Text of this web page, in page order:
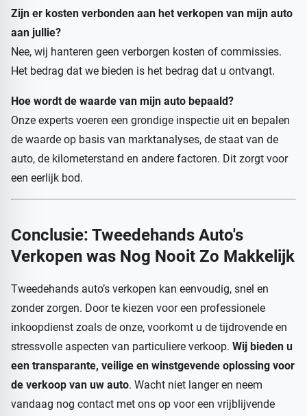
Zijn er kosten verbonden aan het verkopen van mijn auto
aan jullie?
Nee, wij hanteren geen verborgen kosten of commissies.
Het bedrag dat we bieden is het bedrag dat u ontvangt.
Hoe wordt de waarde van mijn auto bepaald?
Onze experts voeren een grondige inspectie uit en bepalen
de waarde op basis van marktanalyses, de staat van de
auto, de kilometerstand en andere factoren. Dit zorgt voor
een eerlijk bod.
Conclusie: Tweedehands Auto's
Verkopen was Nog Nooit Zo Makkelijk
Tweedehands auto’s verkopen kan eenvoudig, snel en
zonder zorgen. Door te kiezen voor een professionele
inkoopdienst zoals de onze, voorkomt u de tijdrovende en
stressvolle aspecten van particuliere verkoop. Wij bieden u
een transparante, veilige en winstgevende oplossing voor
de verkoop van uw auto. Wacht niet langer en neem
vandaag nog contact met ons op voor een vrijblijvende